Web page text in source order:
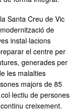
Santa Creu de Vic
de
instal·lacions
el centre per
generades per
les malalties
majors de 85
de persones
creixement.